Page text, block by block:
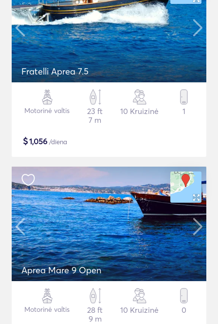
Fratelli Aprea 7.5
Motorinė valtis
23 ft
7 m
10 Kruizinė 1
$1,056 /diena
Aprea Mare 9 Open
Motorinė valtis
28 ft
9 m
10 Kruizinė 0